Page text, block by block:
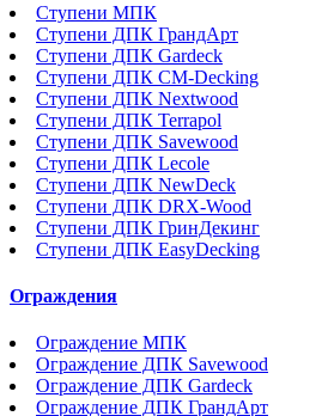
Ступени МПК
Ступени ДПК ГрандАрт
Ступени ДПК Gardeck
Ступени ДПК CM-Decking
Ступени ДПК Nextwood
Ступени ДПК Terrapol
Ступени ДПК Savewood
Ступени ДПК Lecole
Ступени ДПК NewDeck
Ступени ДПК DRX-Wood
Ступени ДПК ГринДекинг
Ступени ДПК EasyDecking
Ограждения
Ограждение МПК
Ограждение ДПК Savewood
Ограждение ДПК Gardeck
Ограждение ДПК ГрандАрт